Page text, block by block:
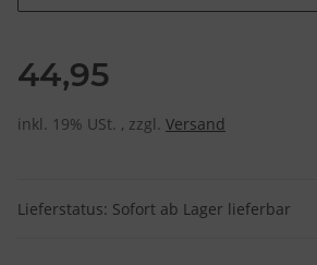
44,95
inkl. 19% USt. , zzgl. Versand
Lieferstatus: Sofort ab Lager lieferbar